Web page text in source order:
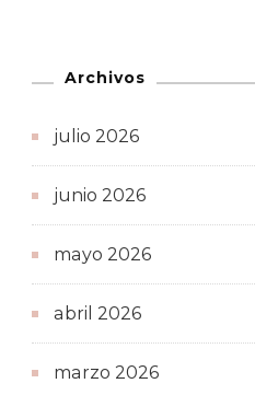
Archivos
julio 2026
junio 2026
mayo 2026
abril 2026
marzo 2026